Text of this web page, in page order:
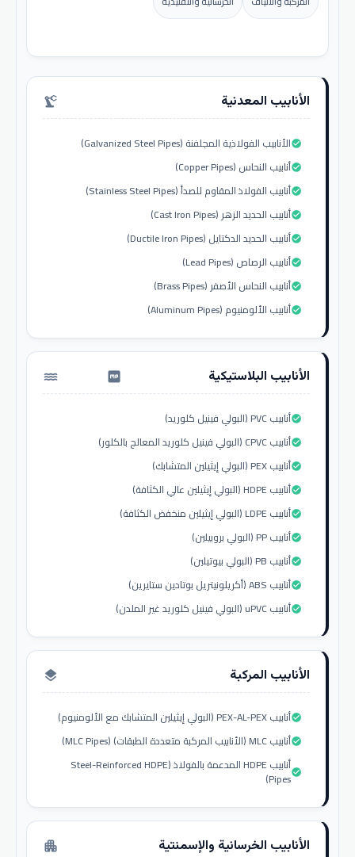
الأنابيب المعدنية precision_manufacturing
الأنابيب الفولاذية المجلفنة (Galvanized Steel Pipes)check_circle
أنابيب النحاس (Copper Pipes)check_circle
أنابيب الفولاذ المقاوم للصدأ (Stainless Steel Pipes)check_circle
أنابيب الحديد الزهر (Cast Iron Pipes)check_circle
أنابيب الحديد الدكتايل (Ductile Iron Pipes)check_circle
أنابيب الرصاص (Lead Pipes)check_circle
أنابيب النحاس الأصفر (Brass Pipes)check_circle
أنابيب الألومنيوم (Aluminum Pipes)check_circle
الأنابيب البلاستيكية water_pump
أنابيب PVC (البولي فينيل كلوريد)check_circle
أنابيب CPVC (البولي فينيل كلوريد المعالج بالكلور)check_circle
أنابيب PEX (البولي إيثيلين المتشابك)check_circle
أنابيب HDPE (البولي إيثيلين عالي الكثافة)check_circle
أنابيب LDPE (البولي إيثيلين منخفض الكثافة)check_circle
أنابيب PP (البولي بروبيلين)check_circle
أنابيب PB (البولي بيوتيلين)check_circle
أنابيب ABS (أكريلونيتريل بوتادين ستايرين)check_circle
أنابيب uPVC (البولي فينيل كلوريد غير الملدن)check_circle
الأنابيب المركبة layers
أنابيب PEX-AL-PEX (البولي إيثيلين المتشابك مع الألومنيوم)check_circle
أنابيب MLC (الأنابيب المركبة متعددة الطبقات) (MLC Pipes)check_circle
أنابيب HDPE المدعمة بالفولاذ (Steel-Reinforced HDPE
Pipes)check_circle
الأنابيب الخرسانية والإسمنتية apartment